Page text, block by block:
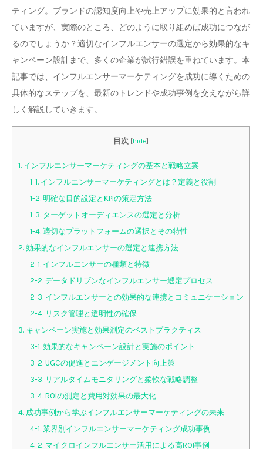
ティング。ブランドの認知度向上や売上アップに効果的と言われ
ていますが、実際のところ、どのように取り組めば成功につなが
るのでしょうか？適切なインフルエンサーの選定から効果的なキ
ャンペーン設計まで、多くの企業が試行錯誤を重ねています。本
記事では、インフルエンサーマーケティングを成功に導くための
具体的なステップを、最新のトレンドや成功事例を交えながら詳
しく解説していきます。
目次 [hide]
1. インフルエンサーマーケティングの基本と戦略立案
1-1. インフルエンサーマーケティングとは？定義と役割
1-2. 明確な目的設定とKPIの策定方法
1-3. ターゲットオーディエンスの選定と分析
1-4. 適切なプラットフォームの選択とその特性
2. 効果的なインフルエンサーの選定と連携方法
2-1. インフルエンサーの種類と特徴
2-2. データドリブンなインフルエンサー選定プロセス
2-3. インフルエンサーとの効果的な連携とコミュニケーション
2-4. リスク管理と透明性の確保
3. キャンペーン実施と効果測定のベストプラクティス
3-1. 効果的なキャンペーン設計と実施のポイント
3-2. UGCの促進とエンゲージメント向上策
3-3. リアルタイムモニタリングと柔軟な戦略調整
3-4. ROIの測定と費用対効果の最大化
4. 成功事例から学ぶインフルエンサーマーケティングの未来
4-1. 業界別インフルエンサーマーケティング成功事例
4-2. マイクロインフルエンサー活用による高ROI事例